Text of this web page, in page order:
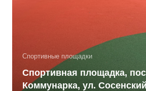
Спортивные площадки
Спортивная площадка,
Коммунарка, ул.